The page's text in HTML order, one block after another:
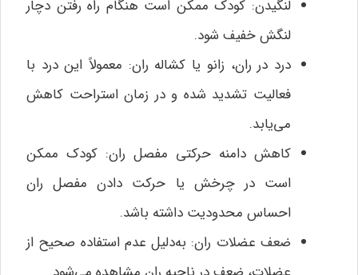
لنگیدن: کودک ممکن است هنگام راه رفتن دچار
لنگش خفیف شود.
درد در ران، زانو یا کشاله ران: معمولاً این درد با
فعالیت تشدید شده و در زمان استراحت کاهش
می‌یابد.
کاهش دامنه حرکتی مفصل ران: کودک ممکن
است در چرخش یا حرکت دادن مفصل ران
احساس محدودیت داشته باشد.
ضعف عضلات ران: به‌دلیل عدم استفاده صحیح از